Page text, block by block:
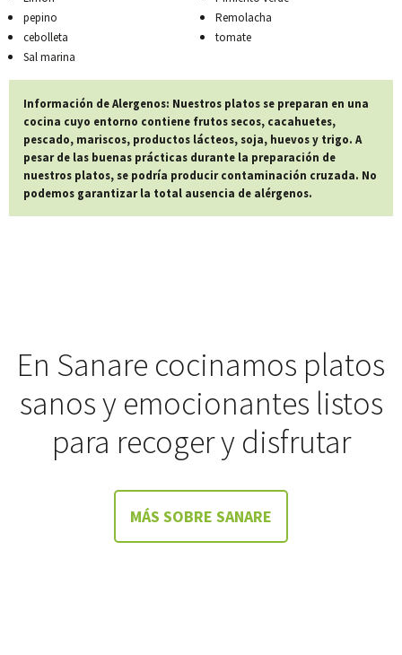
pepino
cebolleta
Sal marina
Remolacha
tomate
Información de Alergenos: Nuestros platos se preparan en una
cocina cuyo entorno contiene frutos secos, cacahuetes,
pescado, mariscos, productos lácteos, soja, huevos y trigo. A
pesar de las buenas prácticas durante la preparación de
nuestros platos, se podría producir contaminación cruzada. No
podemos garantizar la total ausencia de alérgenos.
En Sanare cocinamos platos
sanos y emocionantes listos
para recoger y disfrutar
MÁS SOBRE SANARE